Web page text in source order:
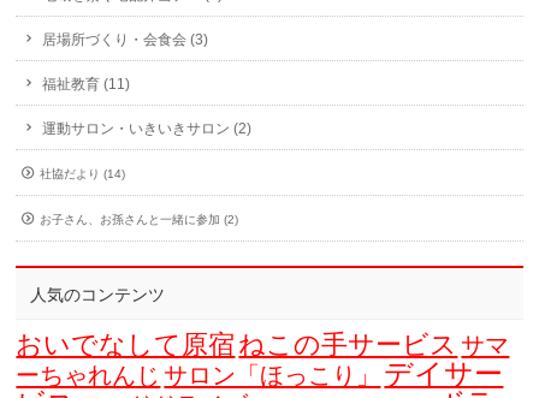
居場所づくり・会食会 (3)
福祉教育 (11)
運動サロン・いきいきサロン (2)
社協だより (14)
お子さん、お孫さんと一緒に参加 (2)
人気のコンテンツ
おいでなして原宿 ねこの手サービス サマ
ーちゃれんじ サロン「ほっこり」
デイサー